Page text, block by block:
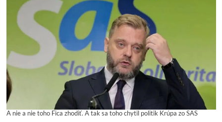
A nie a nie toho Fica zhodiť. A tak sa toho chytil politik Krúpa zo SAS